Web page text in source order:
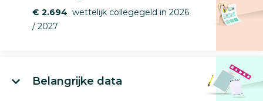
€ 2.694 wettelijk collegegeld in 2026
/ 2027
Belangrijke data